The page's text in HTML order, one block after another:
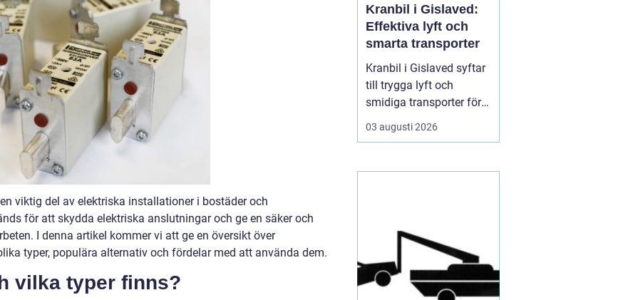
viktig del av elektriska installationer i bostäder och
för att skydda elektriska anslutningar och ge en säker och
I denna artikel kommer vi att ge en översikt över
typer, populära alternativ och fördelar med att använda dem.
vilka typer finns?
Kranbil i Gislaved:
Effektiva lyft och
smarta transporter
Kranbil i Gislaved syftar
till trygga lyft och
smidiga transporter för
både privatpersoner och
företag i
tunga byggmaterial,
03 augusti 2026